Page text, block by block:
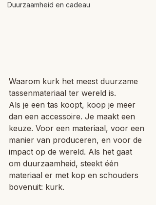
Duurzaamheid en cadeau
Waarom kurk het meest duurzame
tassenmateriaal ter wereld is.
Als je een tas koopt, koop je meer
dan een accessoire. Je maakt een
keuze. Voor een materiaal, voor een
manier van produceren, en voor de
impact op de wereld. Als het gaat
om duurzaamheid, steekt één
materiaal er met kop en schouders
bovenuit: kurk.